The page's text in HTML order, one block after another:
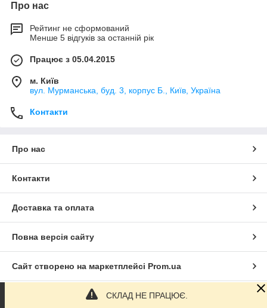
Про нас
Рейтинг не сформований
Менше 5 відгуків за останній рік
Працює з 05.04.2015
м. Київ
вул. Мурманська, буд. 3, корпус Б., Київ, Україна
Контакти
Про нас
Контакти
Доставка та оплата
Повна версія сайту
Сайт створено на маркетплейсі Prom.ua
Політика конфіденційностіСКЛАД НЕ ПРАЦЮЄ.